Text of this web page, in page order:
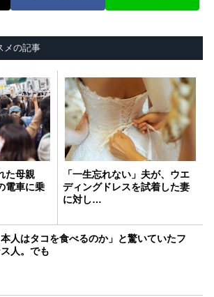
メの記事
た母親
電車に乗
「一生忘れない」夫が、ウエ
ディングドレスを試着した妻
に対し…
本人はタコを食べるのか」と驚いていたフ
人。でも